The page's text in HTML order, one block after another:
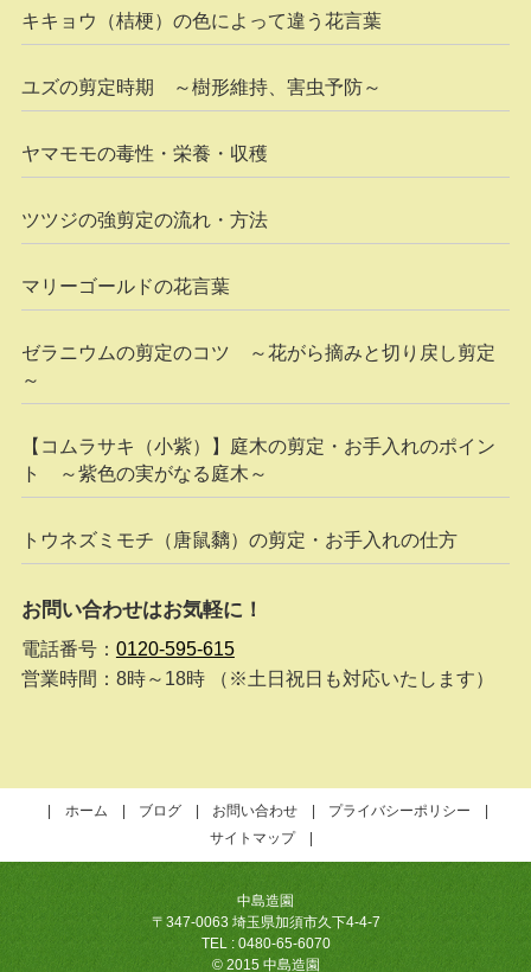
キキョウ（桔梗）の色によって違う花言葉
ユズの剪定時期 ～樹形維持、害虫予防～
ヤマモモの毒性・栄養・収穫
ツツジの強剪定の流れ・方法
マリーゴールドの花言葉
ゼラニウムの剪定のコツ ～花がら摘みと切り戻し剪定
～
【コムラサキ（小紫）】庭木の剪定・お手入れのポイン
ト ～紫色の実がなる庭木～
トウネズミモチ（唐鼠黐）の剪定・お手入れの仕方
お問い合わせはお気軽に！
電話番号： 0120-595-615
営業時間：8時～18時 （※土日祝日も対応いたします）
ホーム ブログ お問い合わせ
プライバシーポリシー
サイトマップ
中島造園
〒347-0063 埼玉県加須市久下4-4-7
TEL : 0480-65-6070
© 2015 中島造園